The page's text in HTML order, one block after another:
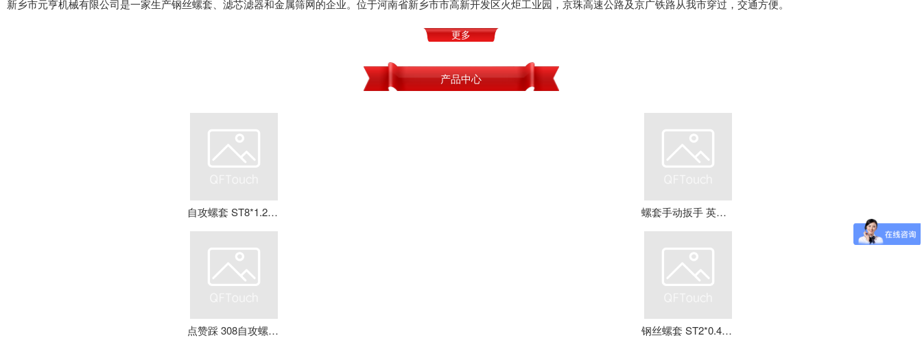
新乡市元亨机械有限公司是一家生产钢丝螺套、滤芯滤器和金属筛网的企业。位于河南省新乡市市高新开发区火炬工业园，京珠高速公路及京广铁路从我市穿过，交通方便。
更多
产品中心
自攻螺套 ST8*1.25*16 钢丝螺套 牙套 护套 元亨机械 螺套手动扳手 英制牙套扳手，钢丝螺套扳手 螺套工具
点赞踩 308自攻螺套 元亨机械 铝合金 不锈钢 可定制 加强螺纹 钢丝螺套 ST2*0.4*4 丝套 钢丝牙套 护套 元亨机械